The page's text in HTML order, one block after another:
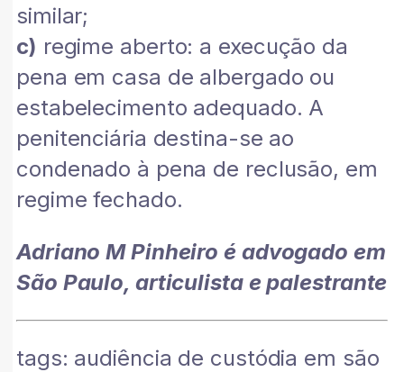
similar;
c) regime aberto: a execução da
pena em casa de albergado ou
estabelecimento adequado. A
penitenciária destina-se ao
condenado à pena de reclusão, em
regime fechado.
Adriano M Pinheiro é advogado em
São Paulo, articulista e palestrante
tags: audiência de custódia em são